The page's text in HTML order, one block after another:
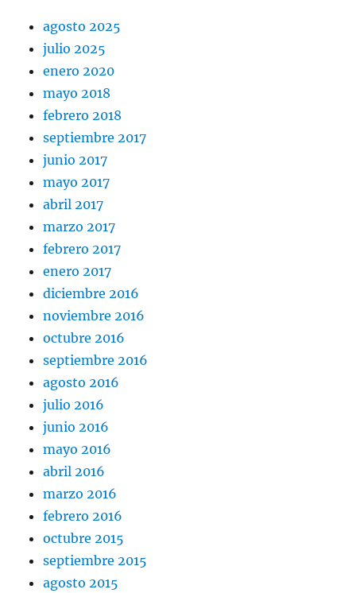
agosto 2025
julio 2025
enero 2020
mayo 2018
febrero 2018
septiembre 2017
junio 2017
mayo 2017
abril 2017
marzo 2017
febrero 2017
enero 2017
diciembre 2016
noviembre 2016
octubre 2016
septiembre 2016
agosto 2016
julio 2016
junio 2016
mayo 2016
abril 2016
marzo 2016
febrero 2016
octubre 2015
septiembre 2015
agosto 2015